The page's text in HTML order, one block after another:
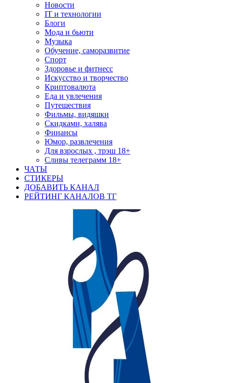
Новости
IT и технологии
Блоги
Мода и бьюти
Музыка
Обучение, саморазвитие
Спорт
Здоровье и фитнесс
Искусство и творчество
Криптовалюта
Еда и увлечения
Путешествия
Фильмы, видяшки
Скидками, халява
Финансы
Юмор, развлечения
Для взрослых , трэш 18+
Сливы телеграмм 18+
ЧАТЫ
СТИКЕРЫ
ДОБАВИТЬ КАНАЛ
РЕЙТИНГ КАНАЛОВ ТГ